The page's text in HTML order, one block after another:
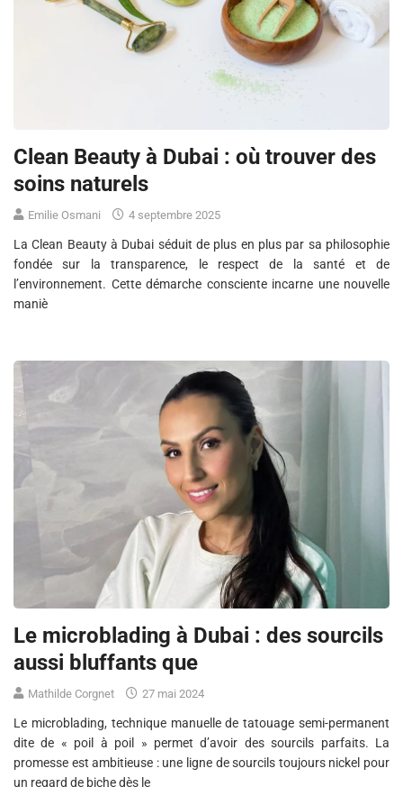
Clean Beauty à Dubai : où trouver des
soins naturels
Emilie Osmani 4 septembre 2025
La Clean Beauty à Dubai séduit de plus en plus par sa philosophie
fondée sur la transparence, le respect de la santé et de
l’environnement. Cette démarche consciente incarne une nouvelle
maniè
Le microblading à Dubai : des sourcils
aussi bluffants que
Mathilde Corgnet 27 mai 2024
Le microblading, technique manuelle de tatouage semi-permanent
dite de « poil à poil » permet d’avoir des sourcils parfaits. La
promesse est ambitieuse : une ligne de sourcils toujours nickel pour
un regard de biche dès le